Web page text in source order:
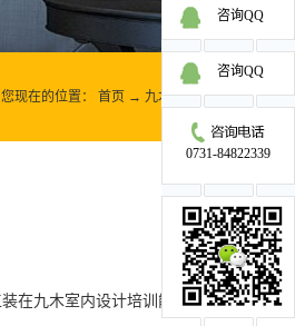
您现在的位置： 首页 → 九木动态 →
更多>>
工装在九木室内设计培训能学到东西吗?
咨询QQ
咨询QQ
0731-84822339